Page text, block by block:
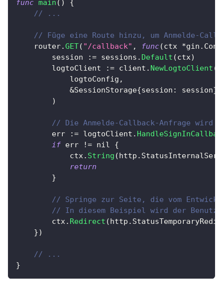
func main ( )
{
// ...
// Füge eine Route hinzu, um Anmelde-
	router
.GET( "/callback" , func(ctx *gin .
		session
:= sessions . Default (ctx)
		logtoClient
:= client . NewLogtoClient (
			logtoConfig
,
&SessionStorage{session : session}
)
// Die Anmelde-Callback-Anfrage wird
		err
:= logtoClient .
if err != nil
{
			ctx
. String (http .
return
}
// Springe zur Seite, die vom
// In diesem Beispiel wird der
		ctx
. Redirect (http .
})
// ...
}